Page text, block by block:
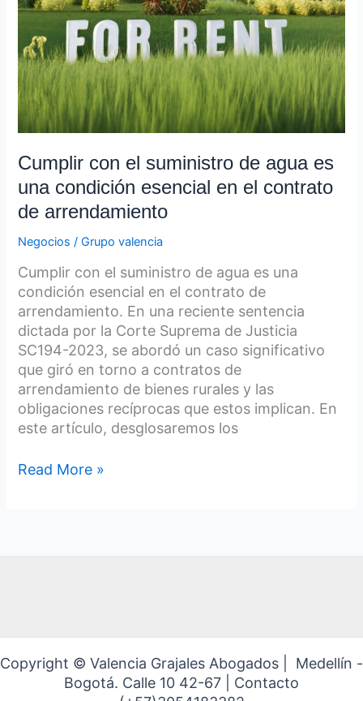
Cumplir con el suministro de agua es
una condición esencial en el contrato
de arrendamiento
Negocios /Grupo valencia
Cumplir con el suministro de agua es una
condición esencial en el contrato de
arrendamiento. En una reciente sentencia
dictada por la Corte Suprema de Justicia
SC194-2023, se abordó un caso significativo
que giró en torno a contratos de
arrendamiento de bienes rurales y las
obligaciones recíprocas que estos implican. En
este artículo, desglosaremos los
en
contrato
de
arrendamiento
Read More »
Copyright © Valencia Grajales Abogados | Medellín -
Bogotá. Calle 10 42-67 | Contacto